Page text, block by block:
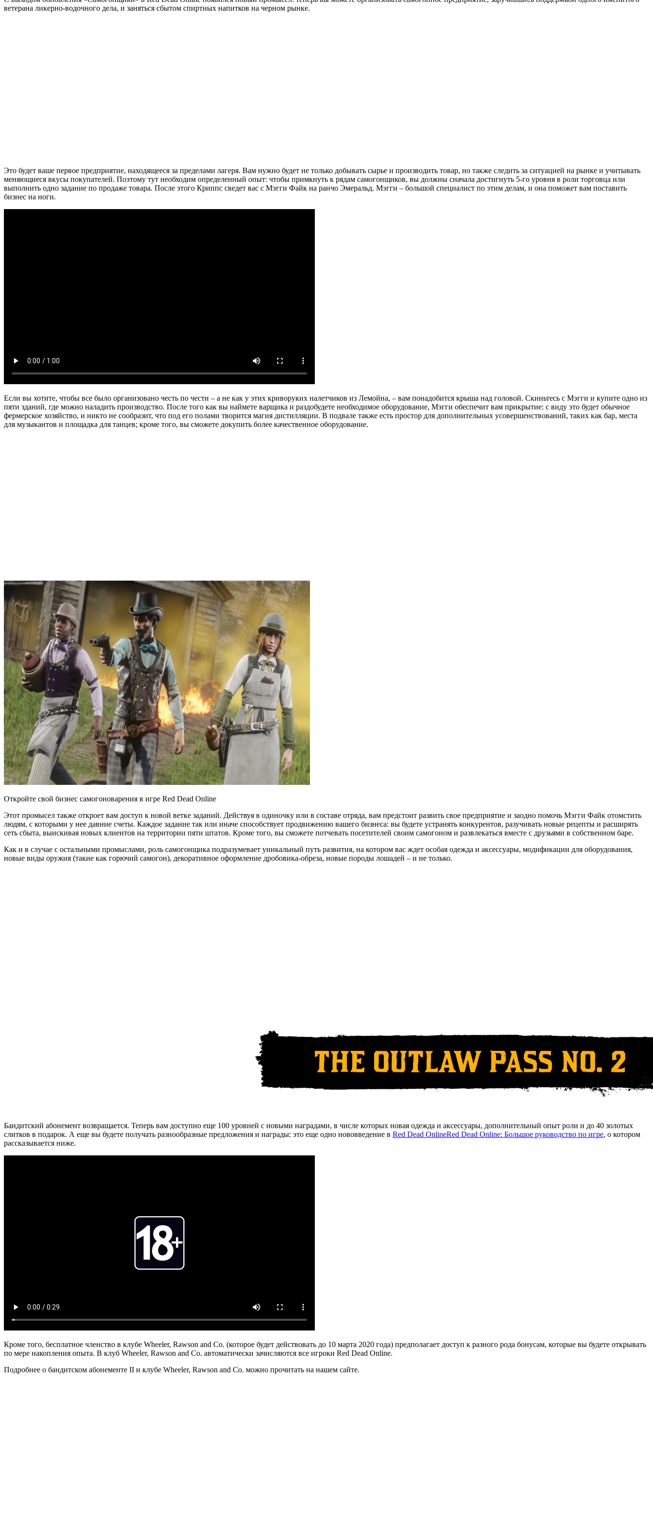
ветерана ликерно-водочного дела, и заняться сбытом спиртных напитков на черном рынке.
Это будет ваше первое предприятие, находящееся за пределами лагеря. Вам нужно будет не только добывать сырье и производить товар, но также следить за ситуацией на рынке и учитывать
меняющиеся вкусы покупателей. Поэтому тут необходим определенный опыт: чтобы примкнуть к рядам самогонщиков, вы должны сначала достигнуть 5-го уровня в роли торговца или
выполнить одно задание по продаже товара. После этого Криппс сведет вас с Мэгги Файк на ранчо Эмеральд. Мэгги – большой специалист по этим делам, и она поможет вам поставить
бизнес на ноги.
Если вы хотите, чтобы все было организовано честь по чести – а не как у этих криворуких налетчиков из Лемойна, – вам понадобится крыша над головой. Скиньтесь с Мэгги и купите одно из
пяти зданий, где можно наладить производство. После того как вы наймете варщика и раздобудете необходимое оборудование, Мэгги обеспечит вам прикрытие: с виду это будет обычное
фермерское хозяйство, и никто не сообразит, что под его полами творится магия дистилляции. В подвале также есть простор для дополнительных усовершенствований, таких как бар, места
для музыкантов и площадка для танцев; кроме того, вы сможете докупить более качественное оборудование.
Откройте свой бизнес самогоноварения в игре Red Dead Online
Этот промысел также откроет вам доступ к новой ветке заданий. Действуя в одиночку или в составе отряда, вам предстоит развить свое предприятие и заодно помочь Мэгги Файк отомстить
людям, с которыми у нее давние счеты. Каждое задание так или иначе способствует продвижению вашего бизнеса: вы будете устранять конкурентов, разучивать новые рецепты и расширять
сеть сбыта, выискивая новых клиентов на территории пяти штатов. Кроме того, вы сможете потчевать посетителей своим самогоном и развлекаться вместе с друзьями в собственном баре.
Как и в случае с остальными промыслами, роль самогонщика подразумевает уникальный путь развития, на котором вас ждет особая одежда и аксессуары, модификации для оборудования,
новые виды оружия (такие как горючий самогон), декоративное оформление дробовика-обреза, новые породы лошадей – и не только.
Бандитский абонемент возвращается. Теперь вам доступно еще 100 уровней с новыми наградами, в числе которых новая одежда и аксессуары, дополнительный опыт роли и до 40 золотых
слитков в подарок. А еще вы будете получать разнообразные предложения и награды: это еще одно нововведение в Red Dead OnlineRed Dead Online: Большое руководство по игре, о котором
рассказывается ниже.
Кроме того, бесплатное членство в клубе Wheeler, Rawson and Co. (которое будет действовать до 10 марта 2020 года) предполагает доступ к разного рода бонусам, которые вы будете открывать
по мере накопления опыта. В клуб Wheeler, Rawson and Co. автоматически зачисляются все игроки Red Dead Online.
Подробнее о бандитском абонементе II и клубе Wheeler, Rawson and Co. можно прочитать на нашем сайте.